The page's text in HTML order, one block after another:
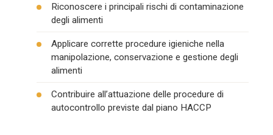
Riconoscere i principali rischi di contaminazione
degli alimenti
Applicare corrette procedure igieniche nella
manipolazione, conservazione e gestione degli
alimenti
Contribuire all’attuazione delle procedure di
autocontrollo previste dal piano HACCP